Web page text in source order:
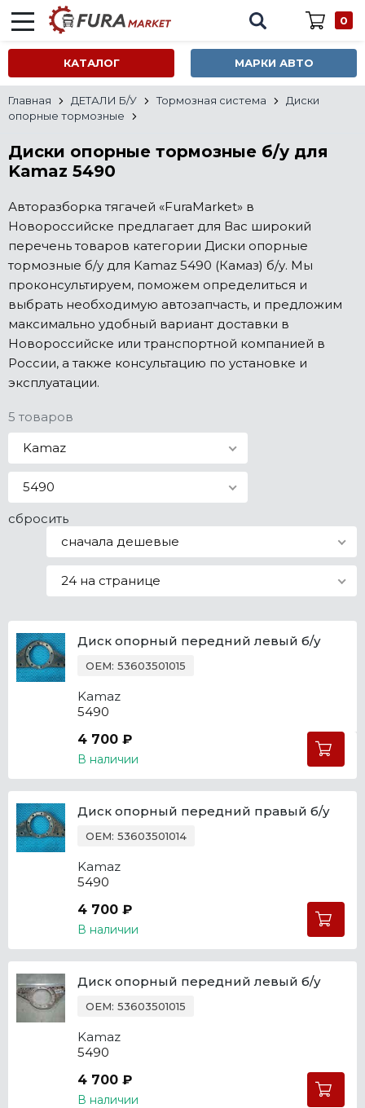
0
КАТАЛОГ МАРКИ АВТО
Главная ДЕТАЛИ Б/У Тормозная система
Диски
опорные тормозные
Диски опорные тормозные б/у для
Kamaz 5490
Авторазборка тягачей «FuraMarket» в
Новороссийске предлагает для Вас широкий
перечень товаров категории Диски опорные
тормозные б/у для Kamaz 5490 (Камаз) б/у. Мы
проконсультируем, поможем определиться и
выбрать необходимую автозапчасть, и предложим
максимально удобный вариант доставки в
Новороссийске или транспортной компанией в
России, а также консультацию по установке и
эксплуатации.
5 товаров
Kamaz
5490
сбросить
сначала дешевые
24 на странице
Диск опорный передний левый б/у
OEM: 53603501015
Kamaz
5490
4 700 ₽
В наличии
Диск опорный передний правый б/у
OEM: 53603501014
Kamaz
5490
4 700 ₽
В наличии
Диск опорный передний левый б/у
OEM: 53603501015
Kamaz
5490
4 700 ₽
В наличии